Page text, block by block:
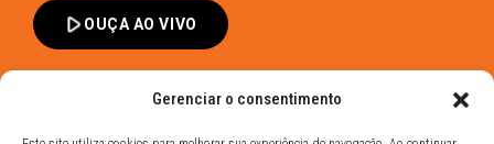
Gerenciar o consentimento
play_arrowOUÇA AO VIVO